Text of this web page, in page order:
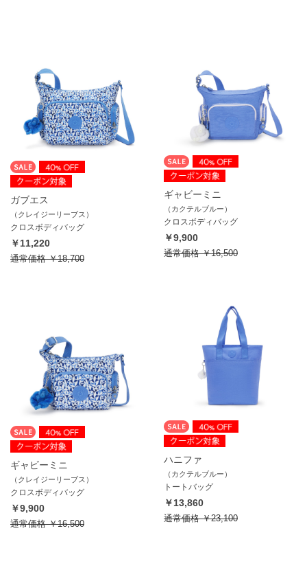
ガブエス
（クレイジーリーブス）
クロスボディバッグ
￥11,220
通常価格￥18,700
ギャビーミニ
（カクテルブルー）
クロスボディバッグ
￥9,900
通常価格￥16,500
ギャビーミニ
（クレイジーリーブス）
クロスボディバッグ
￥9,900
通常価格￥16,500
ハニファ
（カクテルブルー）
トートバッグ
￥13,860
通常価格￥23,100